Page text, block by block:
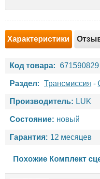
Характеристики
Код товара: 671590829
Раздел: Трансмиссия -
Производитель: LUK
Состояние: новый
Гарантия: 12 месяцев
Похожие Комплект